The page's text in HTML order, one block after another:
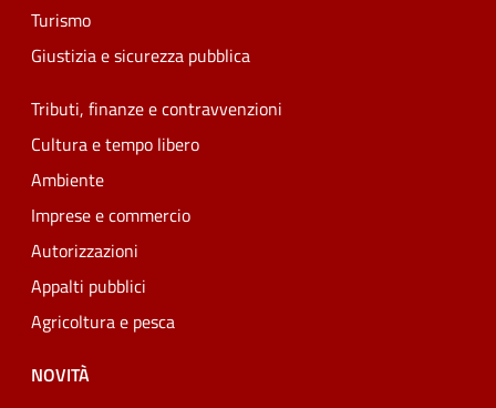
Turismo
Giustizia e sicurezza pubblica
Tributi, finanze e contravvenzioni
Cultura e tempo libero
Ambiente
Imprese e commercio
Autorizzazioni
Appalti pubblici
Agricoltura e pesca
NOVITÀ